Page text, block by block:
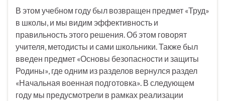
В этом учебном году был возвращен предмет «Труд»
в школы, и мы видим эффективность и
правильность этого решения. Об этом говорят
учителя, методисты и сами школьники. Также был
введен предмет «Основы безопасности и защиты
Родины», где одним из разделов вернулся раздел
«Начальная военная подготовка». В следующем
году мы предусмотрели в рамках реализации